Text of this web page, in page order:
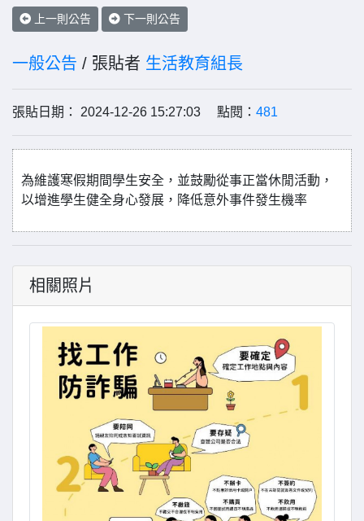
上一則公告 下一則公告
一般公告 / 張貼者 生活教育組長
張貼日期： 2024-12-26 15:27:03 點閱： 481
為維護寒假期間學生安全，並鼓勵從事正當休閒活動，
以增進學生健全身心發展，降低意外事件發生機率
相關照片